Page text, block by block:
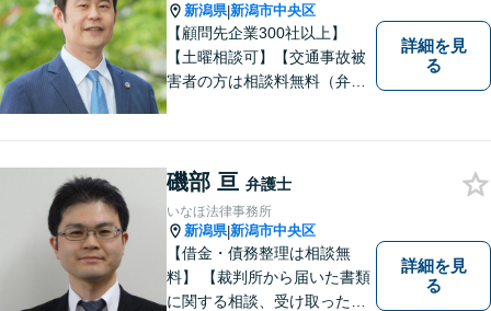
新潟県|新潟市中央区
【顧問先企業300社以上】
【土曜相談可】【交通事故被
害者の方は相談料無料（弁護
無料】
詳細を見
る
磯部 亘 弁護士
いなほ法律事務所
新潟県|新潟市中央区
【借金・債務整理は相談無
料】 【裁判所から届いた書類
に関する相談、受け取った督
詳細を見
る